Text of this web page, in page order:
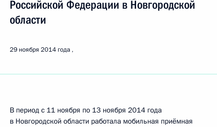
Российской Федерации в Новгородской
области
29 ноября 2014 года
В период с 11 ноября по 13 ноября 2014 года
в Новгородской области работала мобильная приёмная